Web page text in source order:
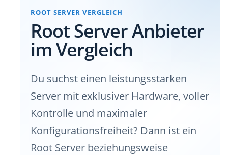
ROOT SERVER VERGLEICH
Root Server Anbieter
im Vergleich
Du suchst einen leistungsstarken
Server mit exklusiver Hardware, voller
Kontrolle und maximaler
Konfigurationsfreiheit? Dann ist ein
Root Server beziehungsweise